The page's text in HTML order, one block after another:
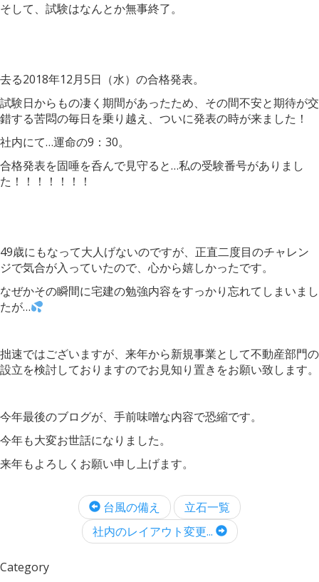
そして、試験はなんとか無事終了。
去る2018年12月5日（水）の合格発表。
試験日からもの凄く期間があったため、その間不安と期待が交
錯する苦悶の毎日を乗り越え、ついに発表の時が来ました！
社内にて…運命の9：30。
合格発表を固唾を呑んで見守ると…私の受験番号がありまし
た！！！！！！！
49歳にもなって大人げないのですが、正直二度目のチャレン
ジで気合が入っていたので、心から嬉しかったです。
なぜかその瞬間に宅建の勉強内容をすっかり忘れてしまいまし
たが…
拙速ではございますが、来年から新規事業として不動産部門の
設立を検討しておりますのでお見知り置きをお願い致します。
今年最後のブログが、手前味噌な内容で恐縮です。
今年も大変お世話になりました。
来年もよろしくお願い申し上げます。
台風の備え
立石一覧
社内のレイアウト変更...
Category